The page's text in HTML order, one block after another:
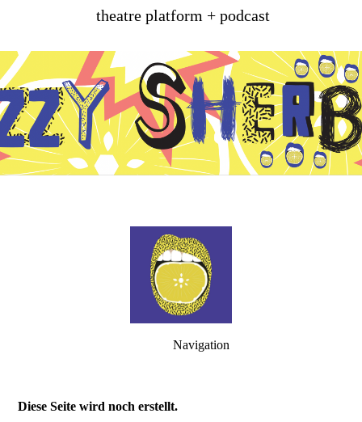
theatre platform + podcast
Navigation
Diese Seite wird noch erstellt.